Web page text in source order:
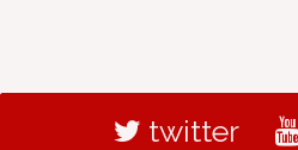
twitter